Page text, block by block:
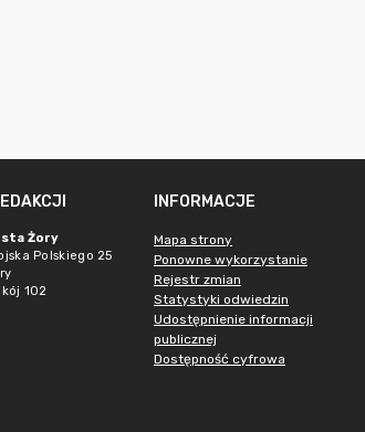
Żory
Polskiego 25
102
INFORMACJE
Mapa strony
Ponowne wykorzystanie
Rejestr zmian
Statystyki odwiedzin
Udostępnienie informacji
publicznej
Dostępność cyfrowa